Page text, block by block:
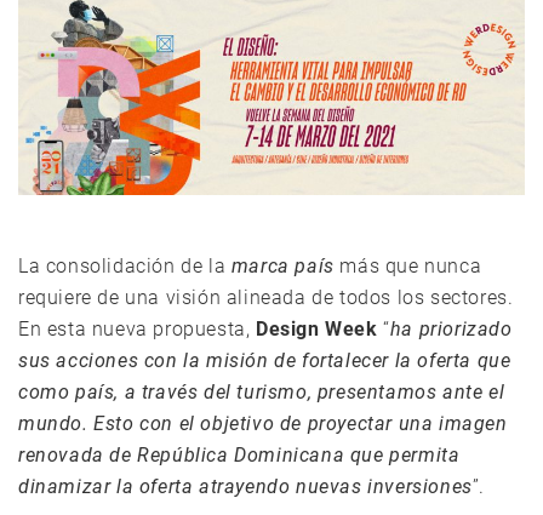
La consolidación de la marca país más que nunca
requiere de una visión alineada de todos los sectores.
En esta nueva propuesta, Design Week “ha priorizado
sus acciones con la misión de fortalecer la oferta que
como país, a través del turismo, presentamos ante el
mundo. Esto con el objetivo de proyectar una imagen
renovada de República Dominicana que permita
dinamizar la oferta atrayendo nuevas inversiones”.